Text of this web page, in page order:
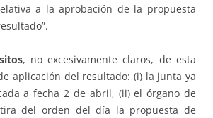
a la aprobación de la propuesta
, no excesivamente claros, de esta
aplicación del resultado: (i) la junta ya
a fecha 2 de abril, (ii) el órgano de
del orden del día la propuesta de